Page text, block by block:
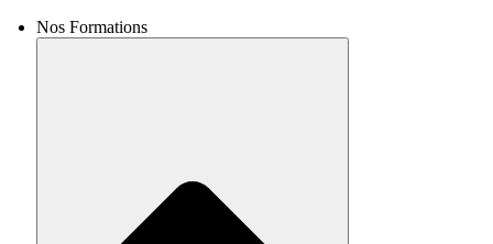
Nos Formations